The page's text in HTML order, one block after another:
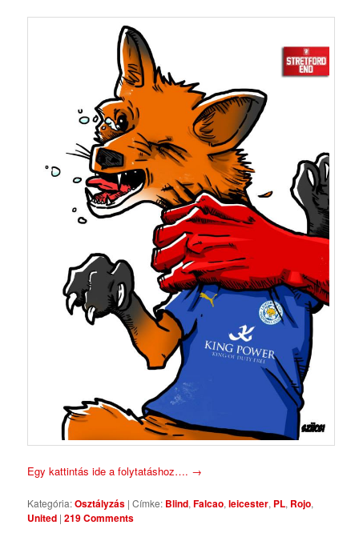
Egy kattintás ide a folytatáshoz…. →
Kategória:Osztályzás |Címke: Blind,Falcao,leicester, PL, Rojo,
United |219 Comments